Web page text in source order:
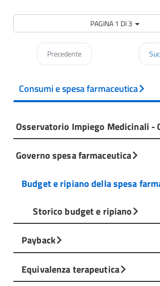
PAGINA 1 DI 3
Precedente
Consumi e spesa farmaceutica
Osservatorio Impiego Medicinali -
Governo spesa farmaceutica
Budget e ripiano della spesa
Storico budget e ripiano
Payback
Equivalenza terapeutica